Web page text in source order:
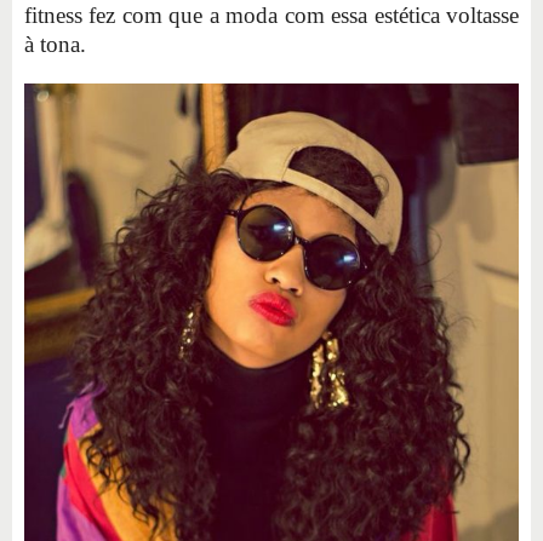
fitness fez com que a moda com essa estética voltasse
à tona.